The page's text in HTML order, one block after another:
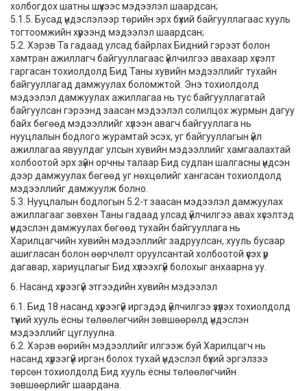
холбогдох шатны шүүхээс мэдээлэл шаардсан;
5.1.5. Бусад үндэслэлээр төрийн эрх бүхий байгууллагаас хууль
тогтоомжийн хүрээнд мэдээлэл шаардсан;
5.2. Хэрэв Та гадаад улсад байрлах Бидний гэрээт болон
хамтран ажиллагч байгууллагаас үйлчилгээ авахаар хүсэлт
гаргасан тохиолдолд Бид Таны хувийн мэдээллийг тухайн
байгууллагад дамжуулах боломжтой. Энэ тохиолдолд
мэдээлэл дамжуулах ажиллагаа нь тус байгууллагатай
байгуулсан гэрээнд заасан мэдээлэл солилцох журмын дагуу
байх бөгөөд мэдээллийг хүлээн авагч байгууллага нь
нууцлалын бодлого журамтай эсэх, уг байгууллагын үйл
ажиллагаа явуулдаг улсын хувийн мэдээллийг хамгаалахтай
холбоотой эрх зүйн орчны талаар Бид судлан шалгасны үндсэн
дээр дамжуулах бөгөөд уг нөхцөлийг хангасан тохиолдолд
мэдээллийг дамжуулж болно.
5.3. Нууцлалын бодлогын 5.2-т заасан мэдээлэл дамжуулах
ажиллагааг зөвхөн Таны гадаад улсад үйлчилгээ авах хүсэлтэд
үндэслэн дамжуулах бөгөөд тухайн байгууллага нь
Харилцагчийн хувийн мэдээллийг задруулсан, хууль бусаар
ашигласан болон өөрчлөлт оруулсантай холбоотой үүсэх үр
дагавар, хариуцлагыг Бид хүлээхгүй болохыг анхаарна уу.
6. Насанд хүрээгүй этгээдийн хувийн мэдээлэл
6.1. Бид 18 насанд хүрээгүй иргэдэд үйлчилгээ үзүүлэх тохиолдолд
түүний хууль ёсны төлөөлөгчийн зөвшөөрөлд үндэслэн
мэдээллийг цуглуулна.
6.2. Хэрэв өөрийн мэдээллийг илгээж буй Харилцагч нь
насанд хүрээгүй иргэн болох тухай үндэслэл бүхий эргэлзээ
төрсөн тохиолдолд Бид хууль ёсны төлөөлөгчийн
зөвшөөрлийг шаардана.